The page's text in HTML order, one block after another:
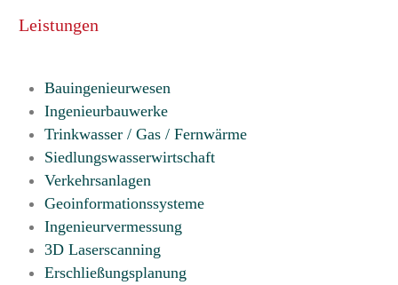
Leistungen
Bauingenieurwesen
Ingenieurbauwerke
Trinkwasser / Gas / Fernwärme
Siedlungswasserwirtschaft
Verkehrsanlagen
Geoinformationssysteme
Ingenieurvermessung
3D Laserscanning
Erschließungsplanung